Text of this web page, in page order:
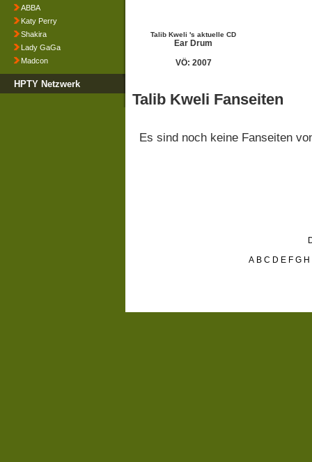
ABBA
Katy Perry
Shakira
Lady GaGa
Madcon
HPTY Netzwerk
Talib Kweli 's aktuelle CD
Ear Drum
VÖ: 2007
Talib Kweli Fanseiten
Es sind noch keine Fanseiten
A B C D E F G H